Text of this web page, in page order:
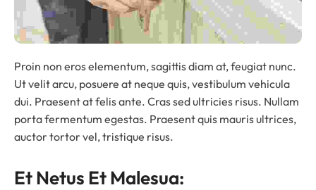
Proin non eros elementum, sagittis diam at, feugiat nunc.
Ut velit arcu, posuere at neque quis, vestibulum vehicula
dui. Praesent at felis ante. Cras sed ultricies risus. Nullam
porta fermentum egestas. Praesent quis mauris ultrices,
auctor tortor vel, tristique risus.
Et Netus Et Malesua: